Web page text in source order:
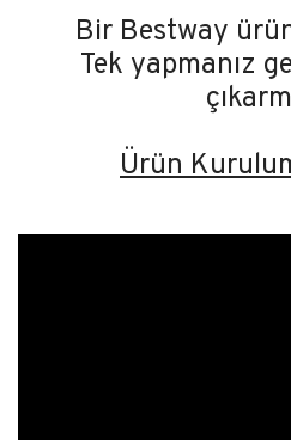
Bir Bestway
Tek yapmanız
Ürün